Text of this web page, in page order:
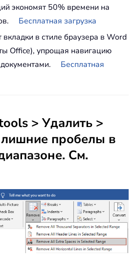
экономят 50% времени на
Бесплатная загрузка
вкладки в стиле браузера в Word
Office), упрощая навигацию
Бесплатная
> Удалить >
лишние пробелы в
. См.